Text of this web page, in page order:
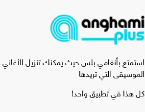
استمتع بأنغامي بلس حيث يمكنك تنزيل
الموسيقى التي تريدها
كل هذا في تطبيق واحد!